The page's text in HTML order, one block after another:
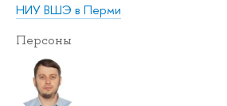
НИУ ВШЭ в Перми
Персоны